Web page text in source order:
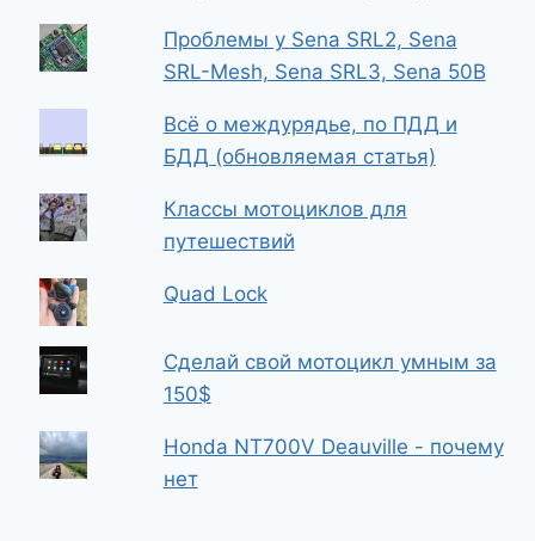
Проблемы у Sena SRL2, Sena
SRL-Mesh, Sena SRL3, Sena 50B
Всё о междурядье, по ПДД и
БДД (обновляемая статья)
Классы мотоциклов для
путешествий
Quad Lock
Сделай свой мотоцикл умным за
150$
Honda NT700V Deauville - почему
нет